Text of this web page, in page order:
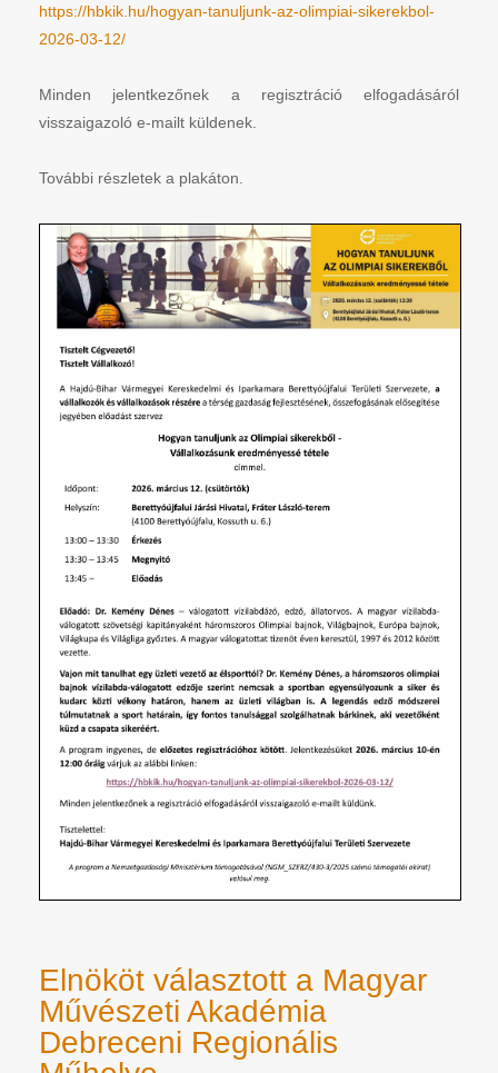
https://hbkik.hu/hogyan-tanuljunk-az-olimpiai-sikerekbol-
2026-03-12/
Minden jelentkezőnek a regisztráció elfogadásáról
visszaigazoló e-mailt küldenek.
További részletek a plakáton.
Elnököt választott a Magyar
Művészeti Akadémia
Debreceni Regionális